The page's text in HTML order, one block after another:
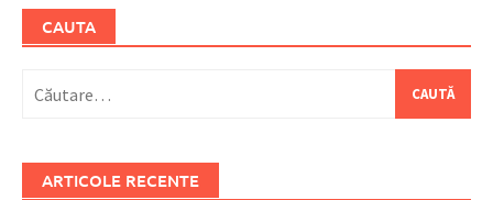
CAUTA
după:
ARTICOLE RECENTE